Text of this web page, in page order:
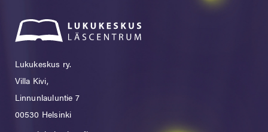
Lukukeskus ry.
Villa Kivi,
Linnunlauluntie 7
00530 Helsinki